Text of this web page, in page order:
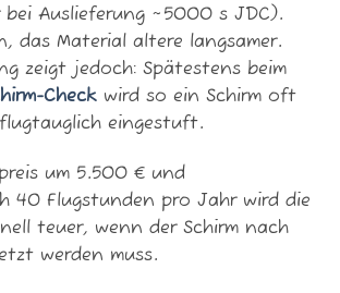
Auslieferung ~5000 s JDC).
das Material altere langsamer.
zeigt jedoch: Spätestens beim
Check wird so ein Schirm oft
eingestuft.
um 5.500 € und
40 Flugstunden pro Jahr wird die
teuer, wenn der Schirm nach
werden muss.